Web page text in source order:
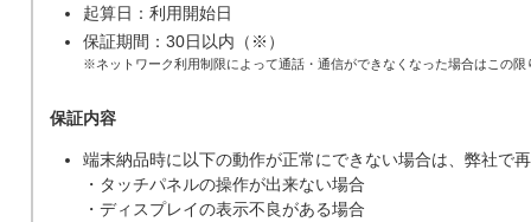
起算日：利用開始日
保証期間：30日以内（※）
※ネットワーク利用制限によって通話・通信ができなくなった場合はこの限
保証内容
端末納品時に以下の動作が正常にできない場合は、弊社で
・タッチパネルの操作が出来ない場合
・ディスプレイの表示不良がある場合